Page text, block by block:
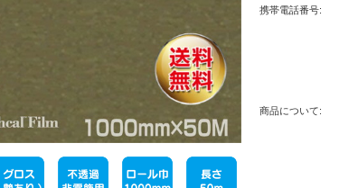
携帯電話番号:
商品について: